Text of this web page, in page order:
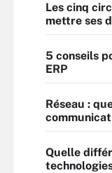
Les cinq
mettre ses
5 conseils
ERP
Réseau :
Quelle